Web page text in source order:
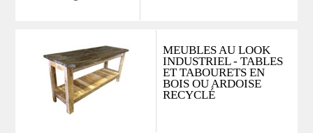
MEUBLES AU LOOK
INDUSTRIEL - TABLES
ET TABOURETS EN
BOIS OU ARDOISE
RECYCLÉ